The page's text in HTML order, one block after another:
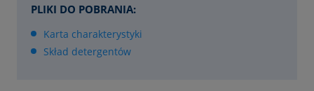
PLIKI DO POBRANIA:
Karta charakterystyki
Skład detergentów